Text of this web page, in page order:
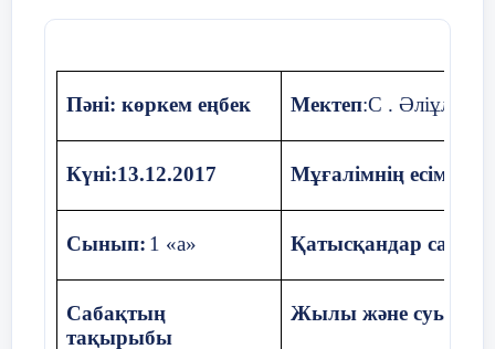
6мин
«Натюрморт
жанрын»сызық
Пәні: көркем еңбек Мектеп:C . Әліұлы
Күні:13.12.2017 Мұғалімнің есімі:
Сынып: 1 «а» Қатысқандар саны:
Сабақтың
тақырыбы
Жылы және суық